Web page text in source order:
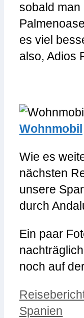
sobald
es viel
also, Adios
Wohnmobil
Wie es
nächsten
unsere
durch
Ein paar
noch auf
Kategorien
Spanien